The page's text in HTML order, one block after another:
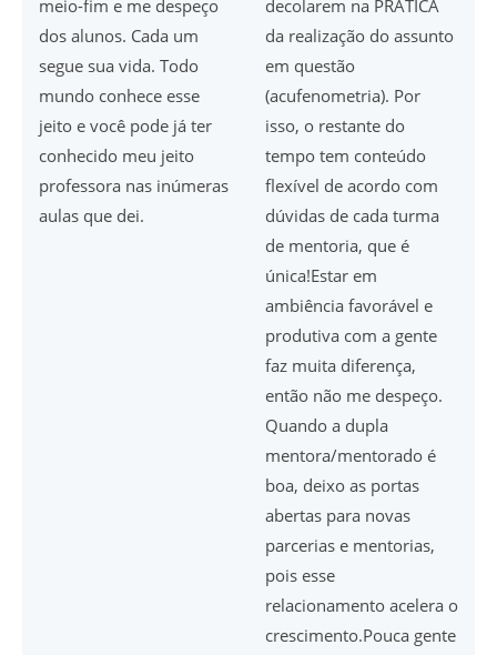
meio-fim e me despeço
dos alunos. Cada um
segue sua vida. Todo
mundo conhece esse
jeito e você pode já ter
conhecido meu jeito
professora nas inúmeras
aulas que dei.
decolarem na PRÁTICA
da realização do assunto
em questão
(acufenometria). Por
isso, o restante do
tempo tem conteúdo
flexível de acordo com
dúvidas de cada turma
de mentoria, que é
única!Estar em
ambiência favorável e
produtiva com a gente
faz muita diferença,
então não me despeço.
Quando a dupla
mentora/mentorado é
boa, deixo as portas
abertas para novas
parcerias e mentorias,
pois esse
relacionamento acelera o
crescimento.Pouca gente